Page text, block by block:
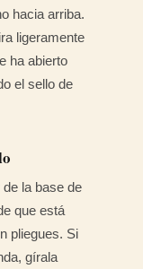
hacia arriba.
ligeramente
ha abierto
el sello de
la base de
que está
pliegues. Si
gírala